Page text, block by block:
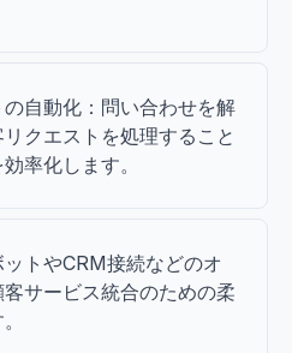
自動化：問い合わせを解
クエストを処理すること
率化します。
トやCRM接続などのオ
サービス統合のための柔